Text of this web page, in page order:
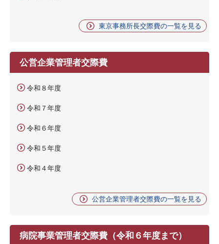
東京事務所長交際費の一覧を見る
公営企業管理者交際費
令和８年度
令和７年度
令和６年度
令和５年度
令和４年度
公営企業管理者交際費の一覧を見る
病院事業管理者交際費（令和６年度まで）